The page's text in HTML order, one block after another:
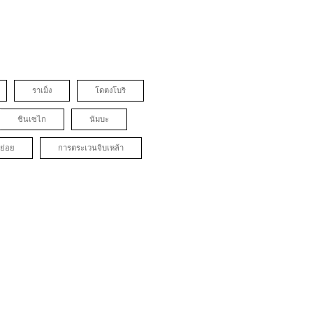
ราเม็ง โดตงโบริ
ชินเซไก นัมบะ
อย การตระเวนจิบเหล้า